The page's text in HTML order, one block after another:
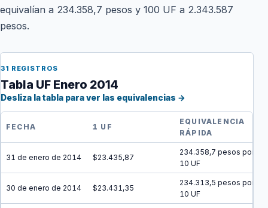
equivalían a 234.358,7 pesos y 100 UF a 2.343.587
pesos.
31 REGISTROS
Tabla UF Enero 2014
Desliza la tabla para ver las equivalencias →
FECHA 1 UF
EQUIVALENCIA
RÁPIDA
31 de enero de 2014 $23.435,87
234.358,7 pesos por
10 UF
30 de enero de 2014 $23.431,35
234.313,5 pesos por
10 UF